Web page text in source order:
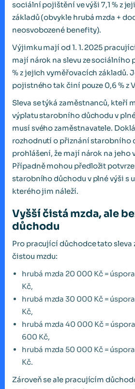
sociální pojištění ve výši 7,1 % z
základů (obvykle hrubá mzda +
neosvobozené benefity).
Výjimku mají od 1. 1. 2025
mají nárok na slevu ze sociálního
% z jejich vyměřovacích základů.
pojistného tak činí pouze 0,6 % z
Sleva se týká zaměstnanců, kteří
výplatu starobního důchodu v
musí svého zaměstnavatele.
rozhodnutí o přiznání starobního
prohlášení, že mají nárok na jeho
Případně mohou předložit
starobního důchodu v plné výši s
kterého jim náleží.
Vyšší čistá mzda, ale
důchodu
Pro pracující důchodce tato sleva
čistou mzdu:
hrubá mzda 20 000 Kč =
Kč,
hrubá mzda 30 000 Kč =
Kč,
hrubá mzda 40 000 Kč =
600 Kč,
hrubá mzda 50 000 Kč =
Kč.
Zároveň se ale pracujícím